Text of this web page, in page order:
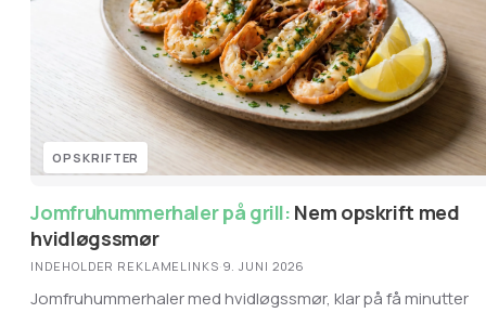
OPSKRIFTER
Jomfruhummerhaler på grill:
hvidløgssmør
INDEHOLDER REKLAMELINKS·9. JUNI 2026
Jomfruhummerhaler med hvidløgssmør, klar på få minutter